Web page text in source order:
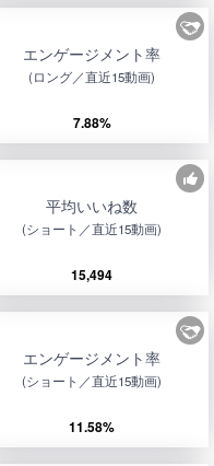
エンゲージメント率
(ロング／直近15動画)
7.88%
平均いいね数
(ショート／直近15動画)
15,494
エンゲージメント率
(ショート／直近15動画)
11.58%